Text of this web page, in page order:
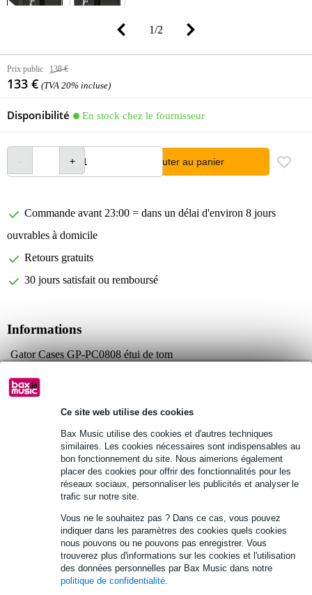
Ce site web utilise des cookies
Bax Music utilise des cookies et d'autres techniques
similaires. Les cookies nécessaires sont indispensables au
bon fonctionnement du site. Nous aimerions également
placer des cookies pour offrir des fonctionnalités pour les
réseaux sociaux, personnaliser les publicités et analyser le
trafic sur notre site.
Vous ne le souhaitez pas ? Dans ce cas, vous pouvez
indiquer dans les paramètres des cookies quels cookies
nous pouvons ou ne pouvons pas enregistrer. Vous
trouverez plus d'informations sur les cookies et l'utilisation
des données personnelles par Bax Music dans notre
politique de confidentialité.
1/2
Prix public 138 €
133 € (TVA 20% incluse)
Disponibilité En stock chez le fournisseur
Ajouter au panier
Commande avant 23:00 = dans un délai d'environ 8 jours
ouvrables à domicile
Retours gratuits
30 jours satisfait ou remboursé
Informations
Gator Cases GP-PC0808 étui de tom
convient pour un tom de 8 x 8 pouces
Afficher toutes les caractéristiques du produit
Autres variantes (2)